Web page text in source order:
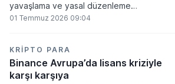
yavaşlama ve yasal düzenleme
beklentilerinin zayıflaması üzerine kripto
01 Temmuz 2026 09:04
KRIPTO PARA
Binance Avrupa’da lisans kriziyle
karşı karşıya